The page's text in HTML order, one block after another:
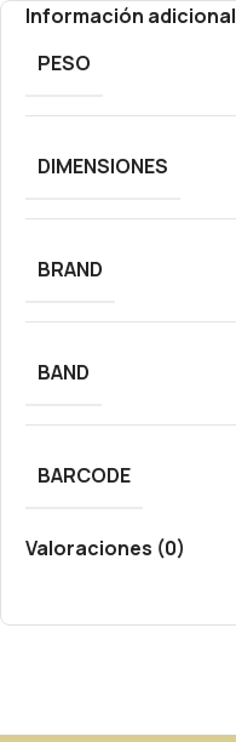
Información adicional
PESO
DIMENSIONES
BRAND
BAND
BARCODE
Valoraciones (0)